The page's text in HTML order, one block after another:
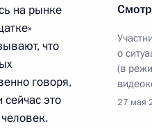
«Экономика
о
(в
27 мая
на рынке
что
говоря,
это